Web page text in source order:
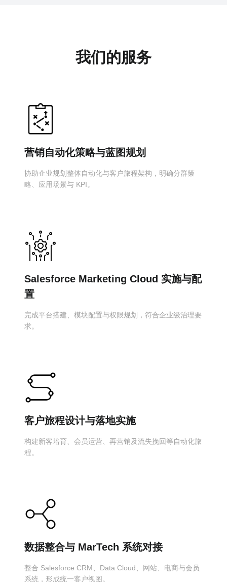
我们的服务
营销自动化策略与蓝图规划
协助企业规划整体自动化与客户旅程架构，明确分群策
略、应用场景与 KPI。
Salesforce Marketing Cloud 实施与配
置
完成平台搭建、模块配置与权限规划，符合企业级治理要
求。
客户旅程设计与落地实施
构建新客培育、会员运营、再营销及流失挽回等自动化旅
程。
数据整合与 MarTech 系统对接
整合 Salesforce CRM、Data Cloud、网站、电商与会员
系统，形成统一客户视图。